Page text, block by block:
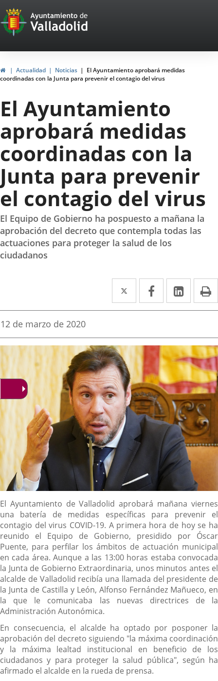
Portal
Web
del
Ayuntamiento
de
Valladolid
HomeActualidad Noticias
El Ayuntamiento aprobará medidas
coordinadas con la Junta para prevenir el contagio del virus
El Ayuntamiento
aprobará medidas
coordinadas con la
Junta para prevenir
el contagio del virus
El Equipo de Gobierno ha pospuesto a mañana la
aprobación del decreto que contempla todas las
actuaciones para proteger la salud de los
ciudadanos
Twitter
Enlace
a
aplicación
externa.
Facebook
Enlace
a
aplicación
externa.
Enlace
a
Fecha
la
noticia
12 de marzo de 2020
Descripción
El Ayuntamiento de Valladolid aprobará mañana viernes
una batería de medidas específicas para prevenir el
contagio del virus COVID-19. A primera hora de hoy se ha
reunido el Equipo de Gobierno, presidido por Óscar
Puente, para perfilar los ámbitos de actuación municipal
en cada área. Aunque a las 13:00 horas estaba convocada
la Junta de Gobierno Extraordinaria, unos minutos antes el
alcalde de Valladolid recibía una llamada del presidente de
la Junta de Castilla y León, Alfonso Fernández Mañueco, en
la que le comunicaba las nuevas directrices de la
Administración Autonómica.
En consecuencia, el alcalde ha optado por posponer la
aprobación del decreto siguiendo "la máxima coordinación
y la máxima lealtad institucional en beneficio de los
ciudadanos y para proteger la salud pública", según ha
afirmado el alcalde en la rueda de prensa.